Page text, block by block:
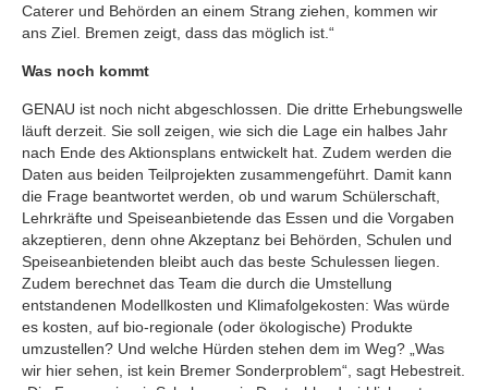
Caterer und Behörden an einem Strang ziehen, kommen wir
ans Ziel. Bremen zeigt, dass das möglich ist.“
Was noch kommt
GENAU ist noch nicht abgeschlossen. Die dritte Erhebungswelle
läuft derzeit. Sie soll zeigen, wie sich die Lage ein halbes Jahr
nach Ende des Aktionsplans entwickelt hat. Zudem werden die
Daten aus beiden Teilprojekten zusammengeführt. Damit kann
die Frage beantwortet werden, ob und warum Schülerschaft,
Lehrkräfte und Speiseanbietende das Essen und die Vorgaben
akzeptieren, denn ohne Akzeptanz bei Behörden, Schulen und
Speiseanbietenden bleibt auch das beste Schulessen liegen.
Zudem berechnet das Team die durch die Umstellung
entstandenen Modellkosten und Klimafolgekosten: Was würde
es kosten, auf bio-regionale (oder ökologische) Produkte
umzustellen? Und welche Hürden stehen dem im Weg? „Was
wir hier sehen, ist kein Bremer Sonderproblem“, sagt Hebestreit.